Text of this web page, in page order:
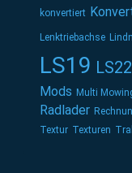
konvertiert
Lenktriebachse
LS19 LS22
Mods Multi
Radlader
Textur Texturen